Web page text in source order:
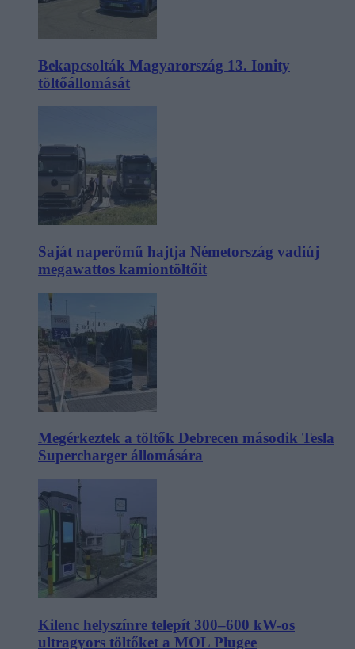
Bekapcsolták Magyarország 13. Ionity
töltőállomását
Saját naperőmű hajtja Németország vadiúj
megawattos kamiontöltőit
Megérkeztek a töltők Debrecen második Tesla
Supercharger állomására
Kilenc helyszínre telepít 300–600 kW-os
ultragyors töltőket a MOL Plugee